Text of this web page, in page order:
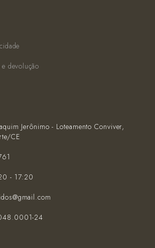
devolução
Jerônimo - Loteamento Conviver,
CE
- 17:20
24